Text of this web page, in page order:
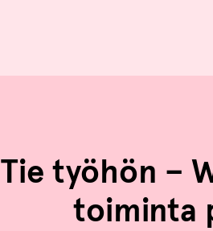
Tie työhön –
toiminta